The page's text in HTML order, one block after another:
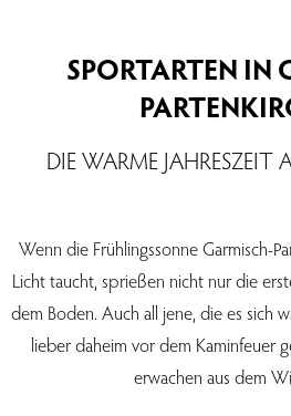
SPORTARTEN IN
DIE WARME JAHRESZEIT
Wenn die Frühlingssonne Garmisch-
Licht taucht, sprießen nicht nur die
dem Boden. Auch all jene, die es sich
lieber daheim vor dem Kaminfeuer
erwachen aus dem